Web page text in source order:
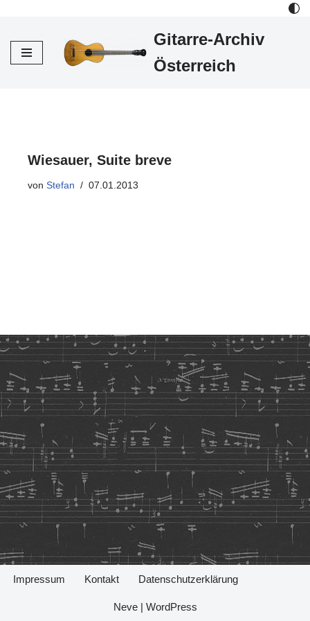
Inhalt
Gitarre-Archiv
Österreich
Wiesauer, Suite breve
von Stefan 07.01.2013
Impressum Kontakt Datenschutzerklärung
Neve| WordPress